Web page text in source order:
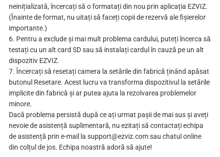
neinițializată, încercați să o formatați din nou prin aplicația EZVIZ.
(Înainte de format, nu uitați să faceți copii de rezervă ale fișierelor
importante.)
6. Pentru a exclude și mai mult problema cardului, puteți încerca să
testați cu un alt card SD sau să instalați cardul în cauză pe un alt
dispozitiv EZVIZ.
7. Încercați să resetați camera la setările din fabrică ținând apăsat
butonul Resetare. Acest lucru va transforma dispozitivul la setările
implicite din fabrică și ar putea ajuta la rezolvarea problemelor
minore.
Dacă problema persistă după ce ați urmat pașii de mai sus și aveți
nevoie de asistență suplimentară, nu ezitați să contactați echipa
de asistență prin e-mail la support@ezviz.com sau chatul online
din colțul de jos. Echipa noastră adoră să ajute!